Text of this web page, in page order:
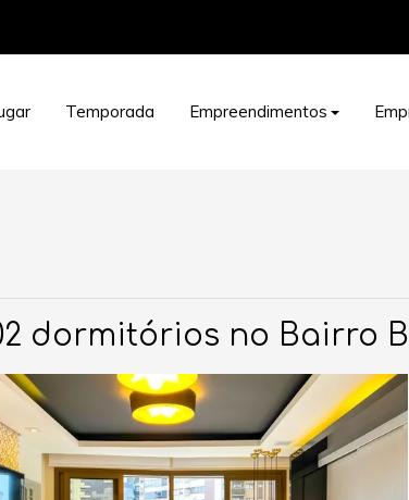
Temporada Empreendimentos
dormitórios no Bairro